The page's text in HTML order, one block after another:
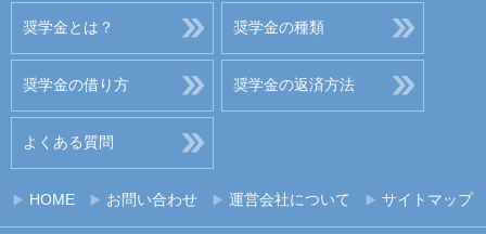
奨学金とは？ 奨学金の種類
奨学金の借り方 奨学金の返済方法
よくある質問
HOME お問い合わせ 運営会社について サイトマップ